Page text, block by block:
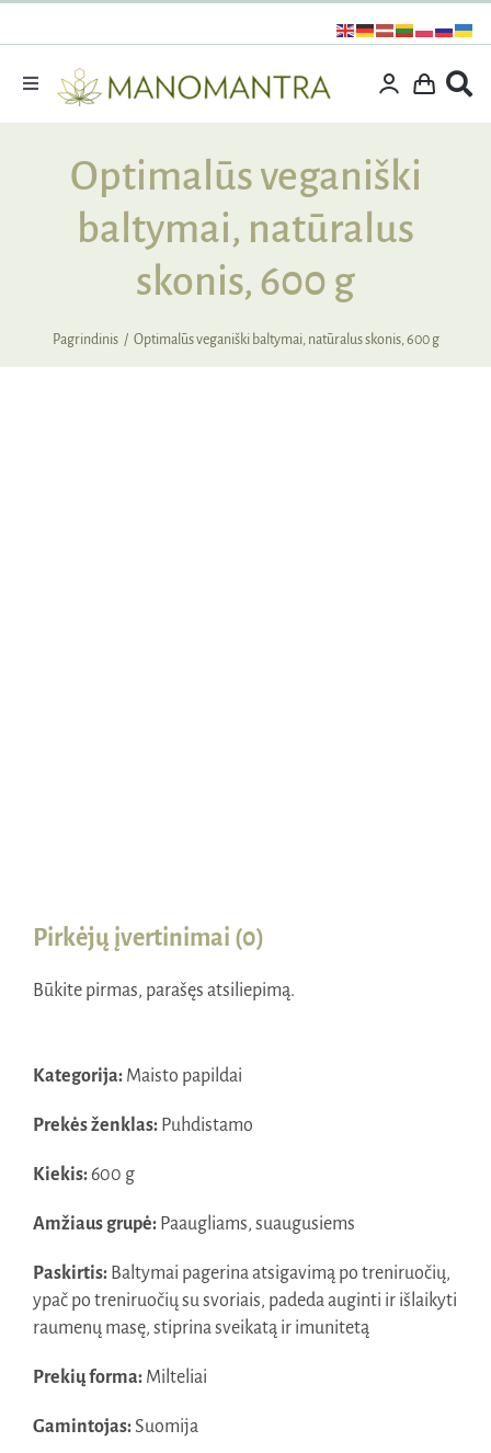
turinį
Toggle
Dovanos
Išpardavimas
Vitaminai ir maisto papildai
Supermaistas
Optimalūs veganiški
baltymai, natūralus
skonis, 600 g
Pagrindinis Optimalūs veganiški baltymai, natūralus skonis, 600 g
Pirkėjų įvertinimai (0)
Būkite pirmas, parašęs atsiliepimą.
Kategorija:Maisto papildai
Prekės ženklas:Puhdistamo
Kiekis:600 g
Amžiaus grupė:Paaugliams, suaugusiems
Paskirtis:Baltymai pagerina atsigavimą po treniruočių,
ypač po treniruočių su svoriais, padeda auginti ir išlaikyti
raumenų masę, stiprina sveikatą ir imunitetą
Prekių forma: Milteliai
Gamintojas:Suomija